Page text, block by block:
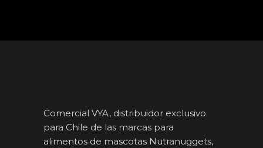
Comercial VYA, distribuidor exclusivo
para Chile de las marcas para
alimentos de mascotas Nutranuggets,